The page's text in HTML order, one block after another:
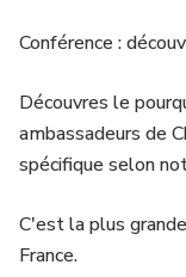
Conférence :
Découvres le
ambassadeurs de
spécifique selon
C'est la plus
France.